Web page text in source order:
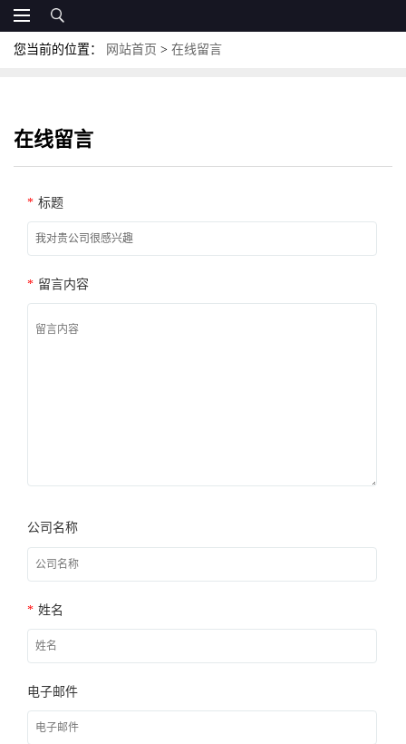
您当前的位置： 网站首页 > 在线留言
在线留言
* 标题
* 留言内容
公司名称
* 姓名
电子邮件